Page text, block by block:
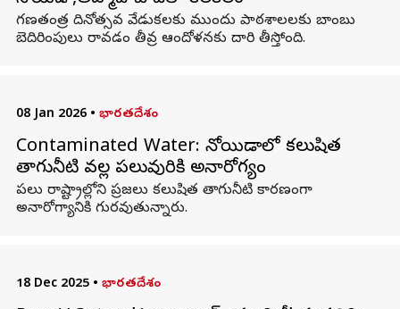
గణతంత్ర దినోత్సవ వేడుకలకు ముందు పాఠశాలలకు బాంబు
బెదిరింపులు రావడం తీవ్ర ఆందోళనకు దారి తీస్తోంది.
08 Jan 2026 • భారతదేశం
Contaminated Water: నోయిడాలో కలుషిత
తాగునీటి వల్ల పలువురికి అనారోగ్యం
పలు రాష్ట్రాల్లోని ప్రజలు కలుషిత తాగునీటి కారణంగా
అనారోగ్యానికి గురవుతున్నారు.
18 Dec 2025 • భారతదేశం